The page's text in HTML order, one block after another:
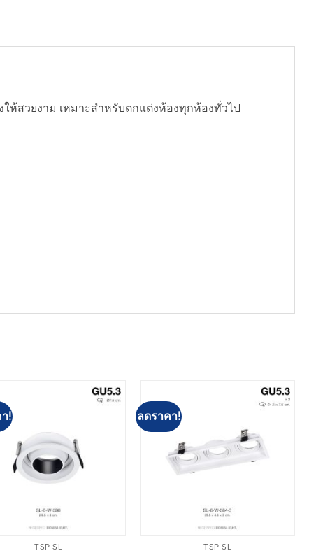
ห้สวยงาม เหมาะสำหรับตกแต่งห้องทุกห้องทั่วไป
!
TSP-SL
ลดราคา!
TSP-SL